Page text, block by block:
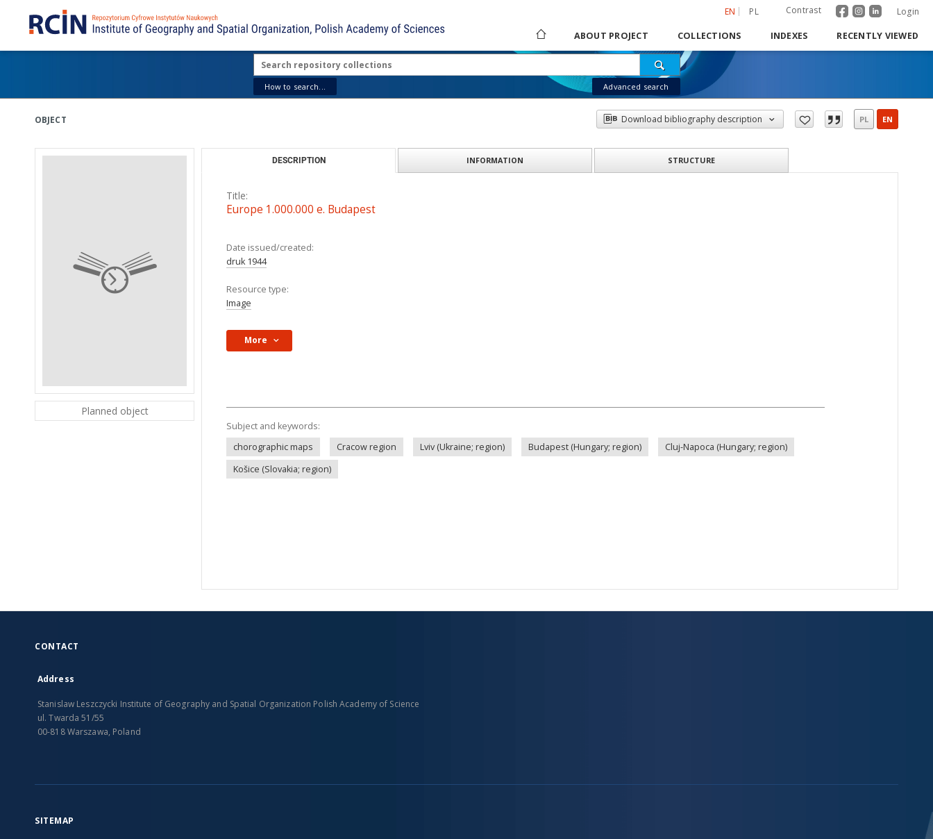
EN PL Contrast Login
ABOUT PROJECT COLLECTIONS INDEXES RECENTLY VIEWED
How to search... Advanced search
OBJECT Download bibliography description PL EN
Planned object
DESCRIPTION INFORMATION STRUCTURE
Title:
Europe 1.000.000 e. Budapest
Date issued/created:
druk 1944
Resource type:
Image
More
Subject and keywords:
chorographic maps
Cracow region Lviv (Ukraine; region) Budapest (Hungary; region)
Cluj-Napoca (Hungary; region)
Košice (Slovakia; region)
CONTACT
Address
Stanislaw Leszczycki Institute of Geography and Spatial Organization Polish Academy of Science
ul. Twarda 51/55
00-818 Warszawa, Poland
SITEMAP